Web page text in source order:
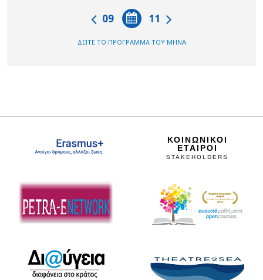
11
09
ΔΕΙΤΕ ΤΟ ΠΡΟΓΡΑΜΜΑ ΤΟΥ ΜΗΝΑ
ΚΟΙΝΩΝΙΚΟΙ
ΕΤΑΙΡΟΙ
STAKEHOLDERS